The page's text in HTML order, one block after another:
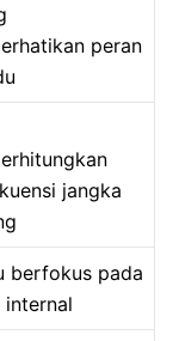
peran
jangka
berfokus pada